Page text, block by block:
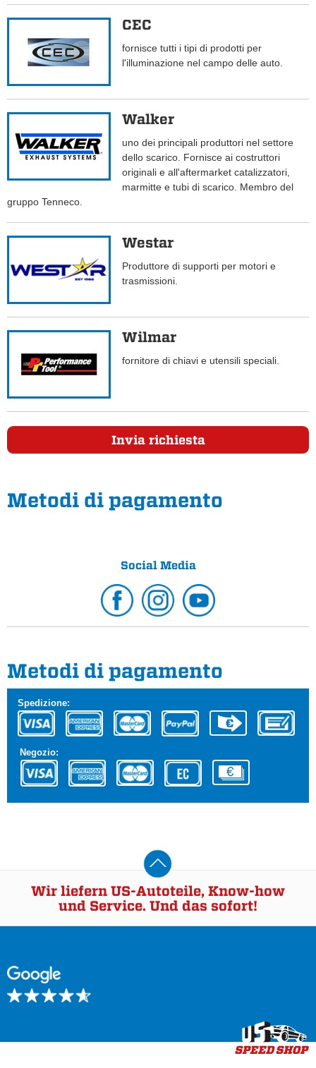
CEC
fornisce tutti i tipi di prodotti per
l'illuminazione nel campo delle auto.
Walker
uno dei principali produttori nel settore
dello scarico. Fornisce ai costruttori
originali e all'aftermarket catalizzatori,
marmitte e tubi di scarico. Membro del
gruppo Tenneco.
Westar
Produttore di supporti per motori e
trasmissioni.
Wilmar
fornitore di chiavi e utensili speciali.
Invia richiesta
Metodi di pagamento
Social Media
Metodi di pagamento
Spedizione:
Negozio:
Wir liefern US-Autoteile, Know-how
und Service. Und das sofort!